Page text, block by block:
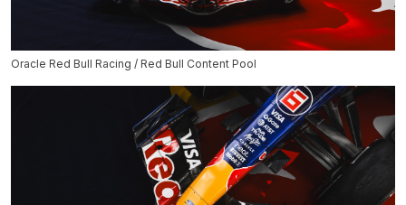
Oracle Red Bull Racing / Red Bull Content Pool